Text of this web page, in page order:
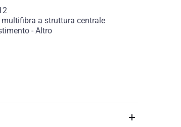
multifibra a struttura centrale
- Altro